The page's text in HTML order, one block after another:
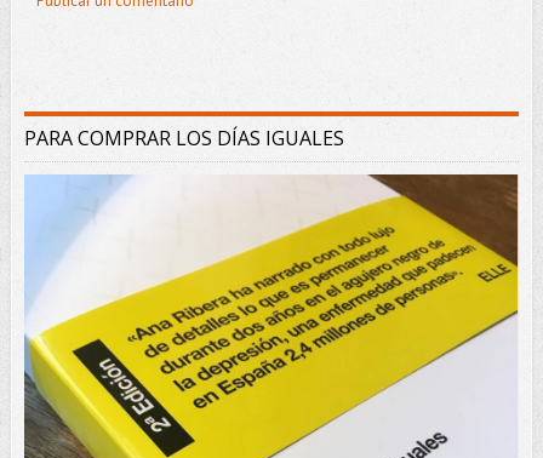
PARA COMPRAR LOS DÍAS IGUALES